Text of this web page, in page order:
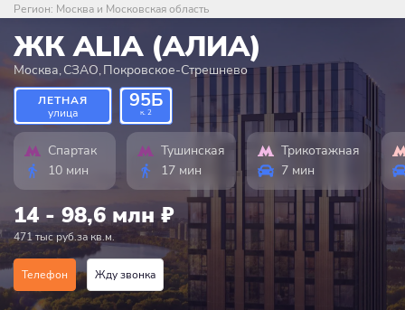
Регион: Москва и Московская область
ЖК ALIA (АЛИА)
Москва,СЗАО,Покровское-Стрешнево
ЛЕТНАЯ
улица
95Б
к. 2
Спартак
10 мин
Тушинская
17 мин
Трикотажная
7 мин
14 - 98,6 млн ₽
471 тыс руб.за кв.м.
Телефон Жду звонка